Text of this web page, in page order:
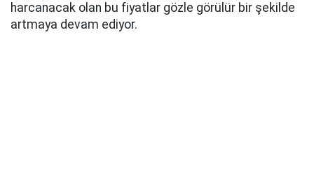
harcanacak olan bu fiyatlar gözle görülür bir şekilde
artmaya devam ediyor.